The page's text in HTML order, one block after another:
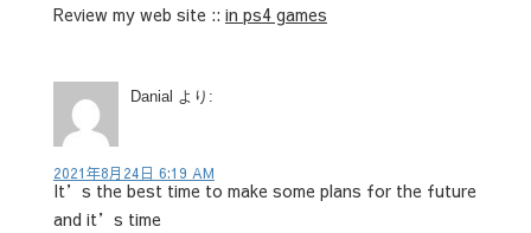
Review my web site :: in ps4 games
Danial より:
2021年8月24日 6:19 AM
It’s the best time to make some plans for the future
and it’s time